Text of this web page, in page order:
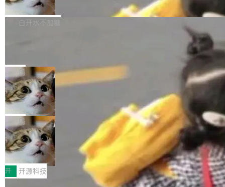
联 加...
经过人工复核，准确度令人满意。这一方法也为
社区爱好者提供了高效跟踪新版本的思路。
他宣布了一个新消息：从 2026 年 8 月 1 日起，
他可以全职维护 libexpat 了，最长 6 个月。发
库之一。你的操作系统、浏览器、无数的基础设
施软件，很可能都在用它。而过去十年，维护它
的人一直在用业余...
Firefox 153.0.3 现已发布，具体更新内容如
下： New Smart Window 包含多项增强功能：
gi?id=2019042">Bug&nbsp;2019042</a>）</l
i> <li>现在，助手可以直接使用 Exa 的网络搜索
结果回答问题，而无需将问题转交给搜索引擎。
（<a href="https://bugzilla.mozilla.org/show_
bug.cgi?id=204...
白开水不加糖
的 npm 包。项目的核心论点是：容器不适合 Ag
ent 计算。真正适合的，是 Isolate。 Cloudflare
工程师在这件事上没什么可谦虚的——他们用 W
orkers 跑了十年 Isolate。用 CEO Matthew Pri
nce 的话说：「我们一生都在用 Isolate 运行代
码，而 AI Agent 不需要容器，它们需要的是 Iso
late。」 容器为什么不合适 容器的问题在于启动
和销毁都太重了。一个 Agent 要执行的任务可能
只需要几毫秒的 CPU 时间，但容器从冷启动到
就绪要花数秒。如果未来有十...
局
OpenAI 公开邮件和聊天记录回应苹果
诉讼，称“Apple is getting this wron
g”
上个月，苹果一纸诉状把 OpenAI 告上法庭，指
控其挖角苹果前员工并窃取商业秘密。苹果的诉
状把 OpenAI 描述成一个系统性地从前东家挖
人、套取机密信息的对手。 OpenAI 没发律师
函，也没选择庭外沉默。它在官网贴了一篇博
文，标题只有六个字：Apple is getting this wro
ng。 然后，它把邮件往来和 iMessage 聊天记
局
HUAWEI MatePad Edge上架WorkBu
ddy鸿蒙PC版，说话就能干活的AI办公
搭子
全能AI工作台WorkBuddy鸿蒙PC版上架HUAWE
I MatePad Edge应用市场，直接下载即可使
用，与鸿蒙电脑上的体验一致。值得一提的是，
开 开源科技